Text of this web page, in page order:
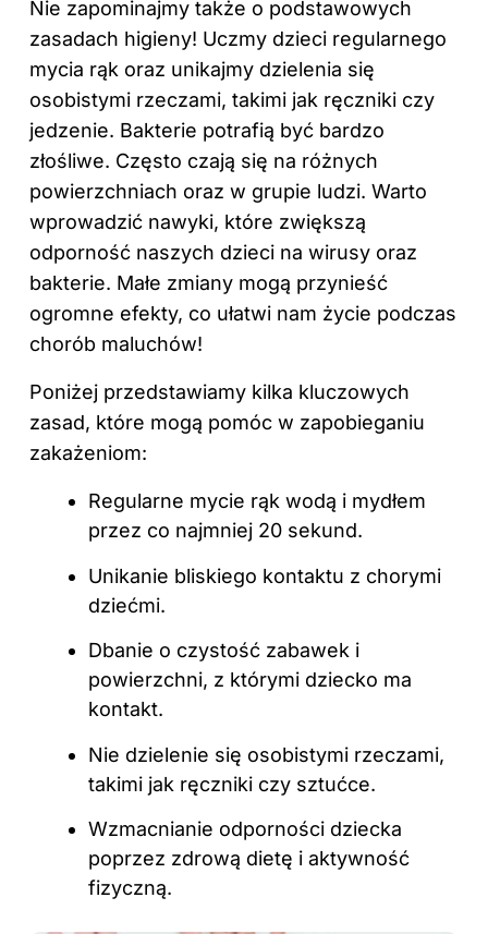
Nie zapominajmy także o podstawowych
zasadach higieny! Uczmy dzieci regularnego
mycia rąk oraz unikajmy dzielenia się
osobistymi rzeczami, takimi jak ręczniki czy
jedzenie. Bakterie potrafią być bardzo
złośliwe. Często czają się na różnych
powierzchniach oraz w grupie ludzi. Warto
wprowadzić nawyki, które zwiększą
odporność naszych dzieci na wirusy oraz
bakterie. Małe zmiany mogą przynieść
ogromne efekty, co ułatwi nam życie podczas
chorób maluchów!
Poniżej przedstawiamy kilka kluczowych
zasad, które mogą pomóc w zapobieganiu
zakażeniom:
Regularne mycie rąk wodą i mydłem
przez co najmniej 20 sekund.
Unikanie bliskiego kontaktu z chorymi
dziećmi.
Dbanie o czystość zabawek i
powierzchni, z którymi dziecko ma
kontakt.
Nie dzielenie się osobistymi rzeczami,
takimi jak ręczniki czy sztućce.
Wzmacnianie odporności dziecka
poprzez zdrową dietę i aktywność
fizyczną.